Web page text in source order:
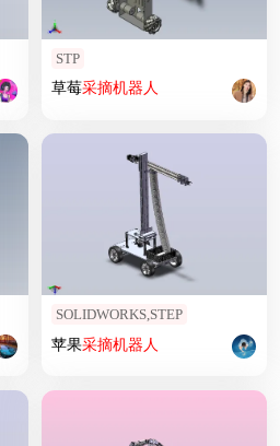
STP
草莓采摘机器人
SOLIDWORKS,STEP
苹果采摘机器人